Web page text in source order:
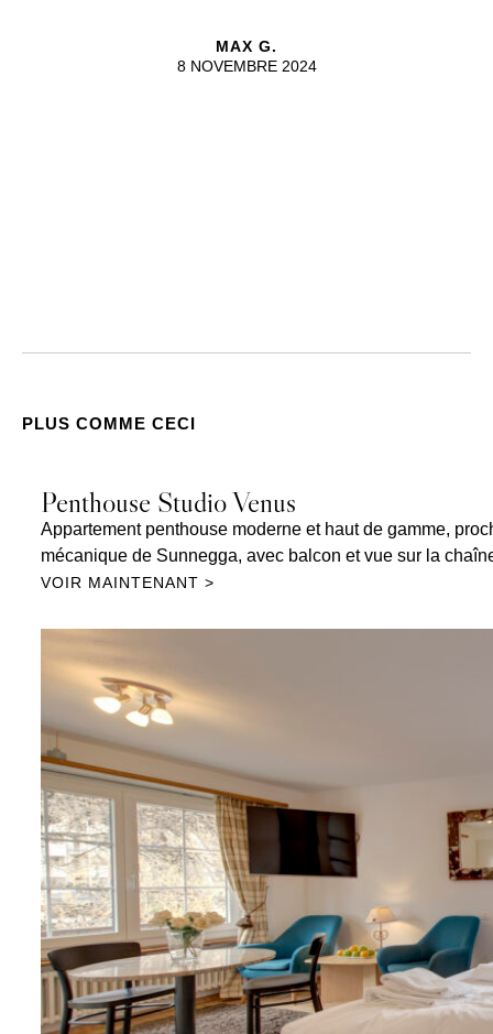
MAX G.
8 NOVEMBRE 2024
PLUS COMME CECI
Penthouse Studio Venus
Appartement penthouse moderne et haut de gamme,
mécanique de Sunnegga, avec balcon et vue sur la
VOIR MAINTENANT >